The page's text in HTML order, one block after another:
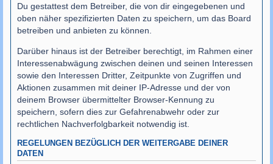
Du gestattest dem Betreiber, die von dir eingegebenen und
oben näher spezifizierten Daten zu speichern, um das Board
betreiben und anbieten zu können.
Darüber hinaus ist der Betreiber berechtigt, im Rahmen einer
Interessenabwägung zwischen deinen und seinen Interessen
sowie den Interessen Dritter, Zeitpunkte von Zugriffen und
Aktionen zusammen mit deiner IP-Adresse und der von
deinem Browser übermittelter Browser-Kennung zu
speichern, sofern dies zur Gefahrenabwehr oder zur
rechtlichen Nachverfolgbarkeit notwendig ist.
REGELUNGEN BEZÜGLICH DER WEITERGABE DEINER
DATEN